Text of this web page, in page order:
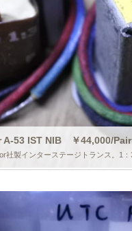
A-53 IST NIB ￥44,000/Pair